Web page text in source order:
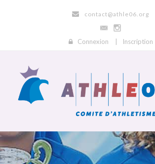
contact@athle06.org
Connexion Inscription